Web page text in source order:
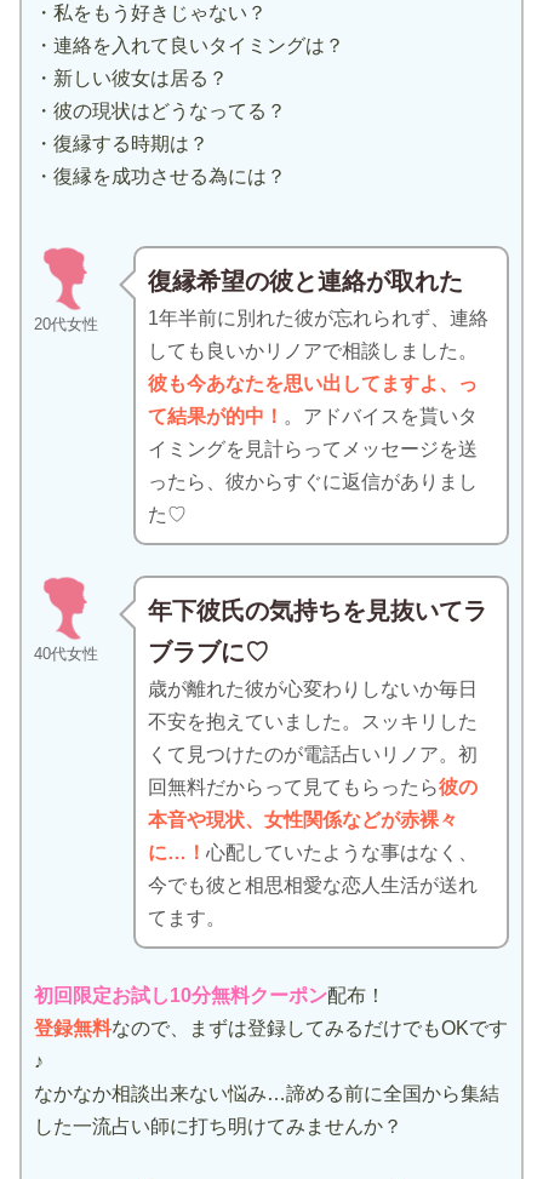
・私をもう好きじゃない？
・連絡を入れて良いタイミングは？
・新しい彼女は居る？
・彼の現状はどうなってる？
・復縁する時期は？
・復縁を成功させる為には？
20代女性
復縁希望の彼と連絡が取れた
1年半前に別れた彼が忘れられず、連絡
しても良いかリノアで相談しました。
彼も今あなたを思い出してますよ、っ
て結果が的中！ 。アドバイスを貰いタ
イミングを見計らってメッセージを送
ったら、彼からすぐに返信がありまし
た♡
40代女性
年下彼氏の気持ちを見抜いてラ
ブラブに♡
歳が離れた彼が心変わりしないか毎日
不安を抱えていました。スッキリした
くて見つけたのが電話占いリノア。初
回無料だからって見てもらったら彼の
本音や現状、女性関係などが赤裸々
に…！心配していたような事はなく、
今でも彼と相思相愛な恋人生活が送れ
てます。
初回限定お試し10分無料クーポン配布！
登録無料なので、まずは登録してみるだけでもOKです
♪
なかなか相談出来ない悩み…諦める前に全国から集結
した一流占い師に打ち明けてみませんか？